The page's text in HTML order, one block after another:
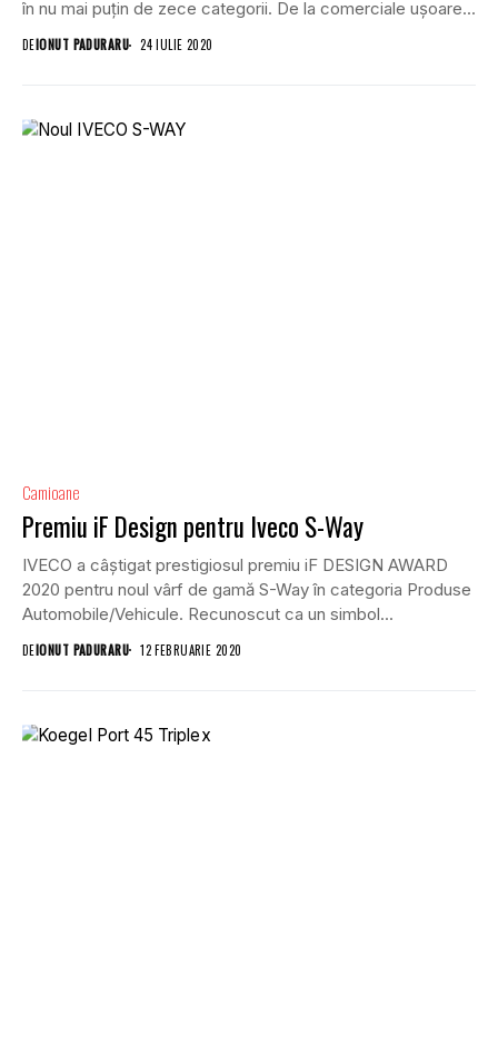
în nu mai puțin de zece categorii. De la comerciale ușoare...
DEIONUT PADURARU 24 IULIE 2020
Camioane
Premiu iF Design pentru Iveco S-Way
IVECO a câștigat prestigiosul premiu iF DESIGN AWARD
2020 pentru noul vârf de gamă S-Way în categoria Produse
Automobile/Vehicule. Recunoscut ca un simbol...
DEIONUT PADURARU 12 FEBRUARIE 2020